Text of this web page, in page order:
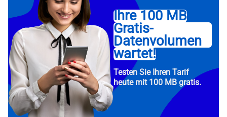
Ihre 100 MB
Gratis-
Datenvolumen
wartet!
Testen Sie Ihren Tarif
heute mit 100 MB gratis.